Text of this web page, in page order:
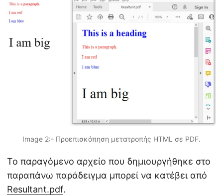
Image 2:- Προεπισκόπηση μετατροπής HTML σε PDF.
Το παραγόμενο αρχείο που δημιουργήθηκε στο
παραπάνω παράδειγμα μπορεί να κατέβει από
Resultant.pdf.